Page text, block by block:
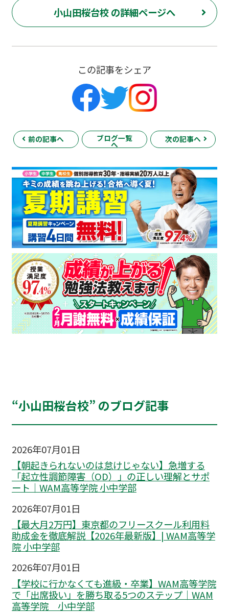
小山田桜台校 の詳細ページへ
この記事をシェア
前の記事へ ブログ一覧
へ
次の記事へ
“小山田桜台校” のブログ記事
2026年07月01日
【朝起きられないのは怠けじゃない】急増する
「起立性調節障害（OD）」の正しい理解とサポ
ート｜WAM高等学院 小中学部
2026年07月01日
【最大月2万円】東京都のフリースクール利用料
助成金を徹底解説【2026年最新版】| WAM高等学
院 小中学部
2026年07月01日
【学校に行かなくても進級・卒業】WAM高等学院
で「出席扱い」を勝ち取る5つのステップ｜WAM
高等学院 小中学部